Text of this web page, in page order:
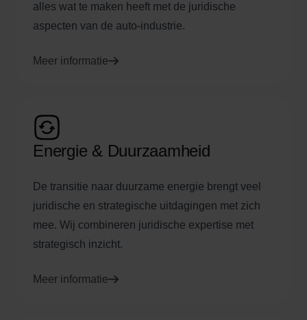
alles wat te maken heeft met de juridische
aspecten van de auto-industrie.
Meer informatie
Energie & Duurzaamheid
De transitie naar duurzame energie brengt veel
juridische en strategische uitdagingen met zich
mee. Wij combineren juridische expertise met
strategisch inzicht.
Meer informatie